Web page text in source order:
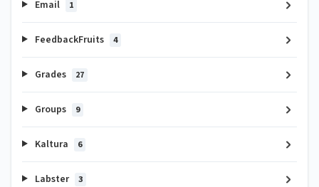
Email 1
FeedbackFruits 4
Grades 27
Groups 9
Kaltura 6
Labster 3